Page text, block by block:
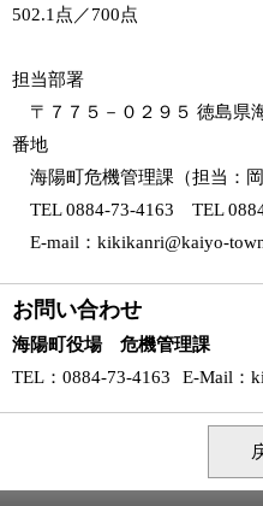
502.1点／700点
担当部署
〒７７５－０２９５ 徳島県
番地
海陽町危機管理課（担当：岡
TEL 0884-73-4163 TEL
E-mail：kikikanri@kaiyo-
お問い合わせ
海陽町役場 危機管理課
TEL ：0884-73-4163 E-Mail ：